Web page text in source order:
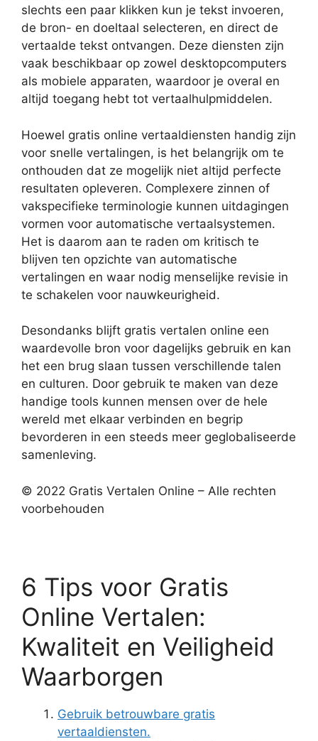
slechts een paar klikken kun je tekst invoeren,
de bron- en doeltaal selecteren, en direct de
vertaalde tekst ontvangen. Deze diensten zijn
vaak beschikbaar op zowel desktopcomputers
als mobiele apparaten, waardoor je overal en
altijd toegang hebt tot vertaalhulpmiddelen.
Hoewel gratis online vertaaldiensten handig zijn
voor snelle vertalingen, is het belangrijk om te
onthouden dat ze mogelijk niet altijd perfecte
resultaten opleveren. Complexere zinnen of
vakspecifieke terminologie kunnen uitdagingen
vormen voor automatische vertaalsystemen.
Het is daarom aan te raden om kritisch te
blijven ten opzichte van automatische
vertalingen en waar nodig menselijke revisie in
te schakelen voor nauwkeurigheid.
Desondanks blijft gratis vertalen online een
waardevolle bron voor dagelijks gebruik en kan
het een brug slaan tussen verschillende talen
en culturen. Door gebruik te maken van deze
handige tools kunnen mensen over de hele
wereld met elkaar verbinden en begrip
bevorderen in een steeds meer geglobaliseerde
samenleving.
© 2022 Gratis Vertalen Online – Alle rechten
voorbehouden
6 Tips voor Gratis
Online Vertalen:
Kwaliteit en Veiligheid
Waarborgen
Gebruik betrouwbare gratis
vertaaldiensten.